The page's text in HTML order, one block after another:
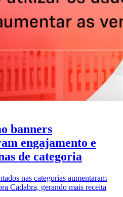
banners
engajamento e
de categoria
nas categorias aumentaram
Cadabra, gerando mais receita